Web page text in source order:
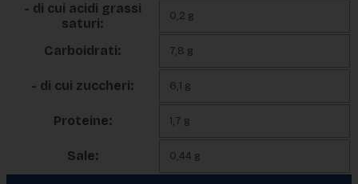
- di cui acidi grassi
saturi:
0,2 g
Carboidrati: 7,8 g
- di cui zuccheri: 6,1 g
Proteine: 1,7 g
Sale: 0,44 g